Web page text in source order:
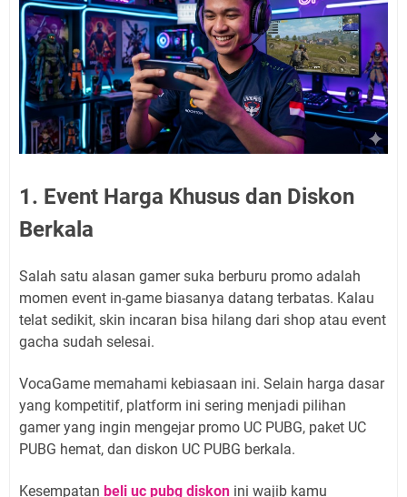
1. Event Harga Khusus dan Diskon
Berkala
Salah satu alasan gamer suka berburu promo adalah
momen event in-game biasanya datang terbatas. Kalau
telat sedikit, skin incaran bisa hilang dari shop atau event
gacha sudah selesai.
VocaGame memahami kebiasaan ini. Selain harga dasar
yang kompetitif, platform ini sering menjadi pilihan
gamer yang ingin mengejar promo UC PUBG, paket UC
PUBG hemat, dan diskon UC PUBG berkala.
Kesempatan beli uc pubg diskon ini wajib kamu